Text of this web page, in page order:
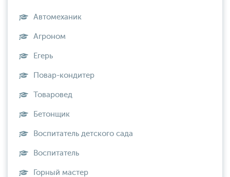
Автомеханик
Агроном
Егерь
Повар-кондитер
Товаровед
Бетонщик
Воспитатель детского сада
Воспитатель
Горный мастер